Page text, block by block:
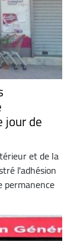
jour de
et de la
l'adhésion
permanence